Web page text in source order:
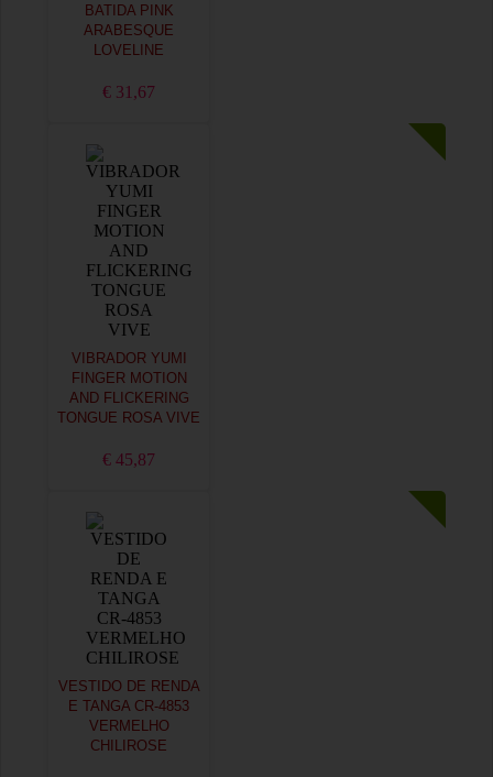
BATIDA PINK
ARABESQUE
LOVELINE
€ 31,67
VIBRADOR YUMI
FINGER MOTION
AND FLICKERING
TONGUE ROSA VIVE
€ 45,87
VESTIDO DE RENDA
E TANGA CR-4853
VERMELHO
CHILIROSE